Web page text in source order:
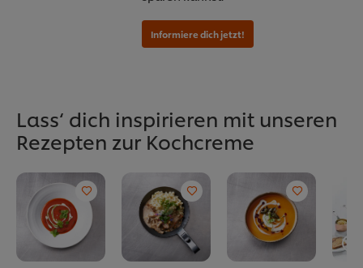
Lass‘ dich inspirieren mit unseren
Rezepten zur Kochcreme